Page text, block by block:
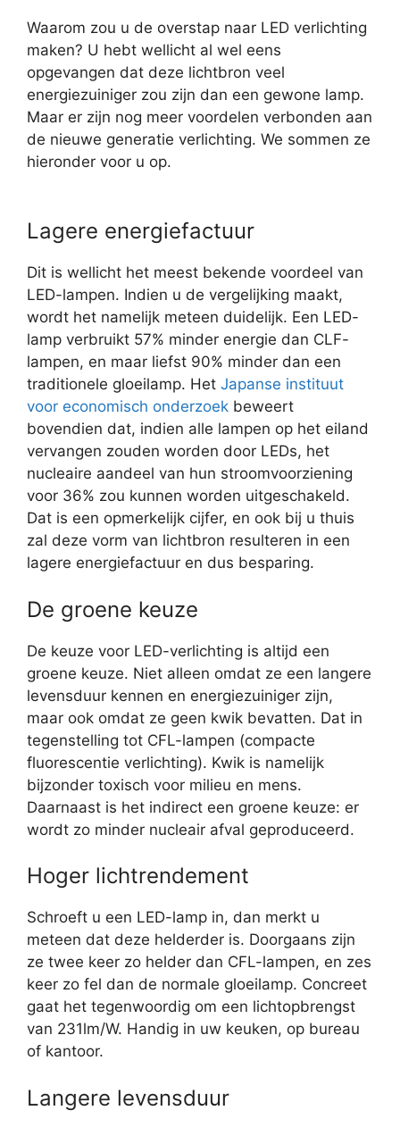
Waarom zou u de overstap naar LED verlichting
maken? U hebt wellicht al wel eens
opgevangen dat deze lichtbron veel
energiezuiniger zou zijn dan een gewone lamp.
Maar er zijn nog meer voordelen verbonden aan
de nieuwe generatie verlichting. We sommen ze
hieronder voor u op.
Lagere energiefactuur
Dit is wellicht het meest bekende voordeel van
LED-lampen. Indien u de vergelijking maakt,
wordt het namelijk meteen duidelijk. Een LED-
lamp verbruikt 57% minder energie dan CLF-
lampen, en maar liefst 90% minder dan een
traditionele gloeilamp. Het Japanse instituut
voor economisch onderzoek beweert
bovendien dat, indien alle lampen op het eiland
vervangen zouden worden door LEDs, het
nucleaire aandeel van hun stroomvoorziening
voor 36% zou kunnen worden uitgeschakeld.
Dat is een opmerkelijk cijfer, en ook bij u thuis
zal deze vorm van lichtbron resulteren in een
lagere energiefactuur en dus besparing.
De groene keuze
De keuze voor LED-verlichting is altijd een
groene keuze. Niet alleen omdat ze een langere
levensduur kennen en energiezuiniger zijn,
maar ook omdat ze geen kwik bevatten. Dat in
tegenstelling tot CFL-lampen (compacte
fluorescentie verlichting). Kwik is namelijk
bijzonder toxisch voor milieu en mens.
Daarnaast is het indirect een groene keuze: er
wordt zo minder nucleair afval geproduceerd.
Hoger lichtrendement
Schroeft u een LED-lamp in, dan merkt u
meteen dat deze helderder is. Doorgaans zijn
ze twee keer zo helder dan CFL-lampen, en zes
keer zo fel dan de normale gloeilamp. Concreet
gaat het tegenwoordig om een lichtopbrengst
van 231lm/W. Handig in uw keuken, op bureau
of kantoor.
Langere levensduur